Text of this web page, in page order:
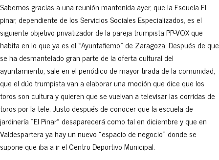
Sabemos gracias a una reunión mantenida ayer, que la Escuela El
pinar, dependiente de los Servicios Sociales Especializados, es el
siguiente objetivo privatizador de la pareja trumpista PP-VOX que
habita en lo que ya es el «Ayuntafiemo» de Zaragoza. Después de que
se ha desmantelado gran parte de la oferta cultural del
ayuntamiento, sale en el periódico de mayor tirada de la comunidad,
que el dúo trumpista van a elaborar una moción que dice que los
toros son cultura y quieren que se vuelvan a televisar las corridas de
toros por la tele. Justo después de conocer que la escuela de
jardinería «El Pinar» desaparecerá como tal en diciembre y que en
Valdespartera ya hay un nuevo «espacio de negocio» donde se
supone que iba a ir el Centro Deportivo Municipal.